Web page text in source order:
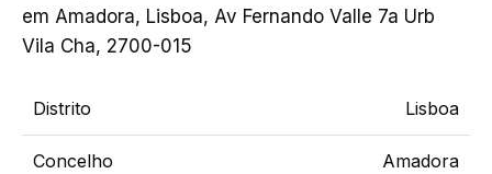
em Amadora, Lisboa, Av Fernando Valle 7a Urb
Vila Cha, 2700-015
Distrito Lisboa
Concelho Amadora